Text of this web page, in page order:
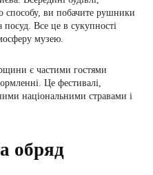
способу, ви побачите рушники
посуд. Все це в сукупності
музею.
є частими гостями
Це фестивалі,
національними стравами і
обряд